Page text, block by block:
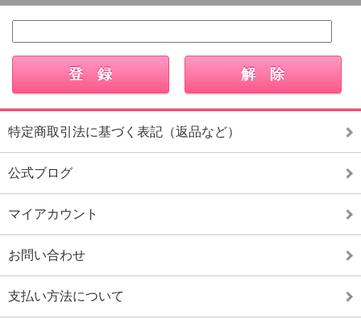
特定商取引法に基づく表記（返品など）
公式ブログ
マイアカウント
お問い合わせ
支払い方法について